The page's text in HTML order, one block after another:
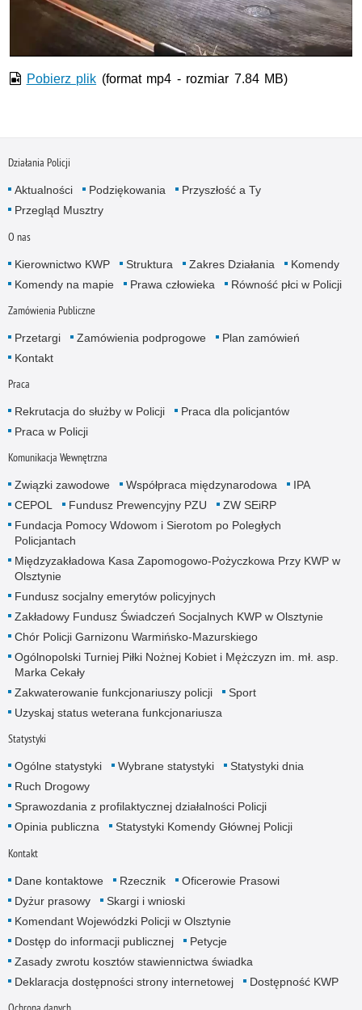
wideo
Pobierz plik (format mp4 - rozmiar 7.84 MB)
Działania Policji
Aktualności Podziękowania
Przyszłość a Ty
Przegląd Musztry
O nas
Kierownictwo KWP Struktura Zakres Działania
Komendy
Komendy na mapie
Prawa człowieka Równość płci w Policji
Zamówienia Publiczne
Przetargi Zamówienia podprogowe
Plan zamówień
Kontakt
Praca
Rekrutacja do służby w Policji
Praca dla policjantów
Praca w Policji
Komunikacja Wewnętrzna
Związki zawodowe Współpraca międzynarodowa
IPA
CEPOL
Fundusz Prewencyjny PZU
ZW SEiRP
Fundacja Pomocy Wdowom i Sierotom po Poległych
Policjantach
Międzyzakładowa Kasa Zapomogowo-Pożyczkowa Przy KWP w
Olsztynie
Fundusz socjalny emerytów policyjnych
Zakładowy Fundusz Świadczeń Socjalnych KWP w Olsztynie
Chór Policji Garnizonu Warmińsko-Mazurskiego
Ogólnopolski Turniej Piłki Nożnej Kobiet i Mężczyzn im. mł. asp.
Marka Cekały
Zakwaterowanie funkcjonariuszy policji
Sport
Uzyskaj status weterana funkcjonariusza
Statystyki
Ogólne statystyki Wybrane statystyki
Statystyki dnia
Ruch Drogowy
Sprawozdania z profilaktycznej działalności Policji
Opinia publiczna
Statystyki Komendy Głównej Policji
Kontakt
Dane kontaktowe Rzecznik
Oficerowie Prasowi
Dyżur prasowy
Skargi i wnioski
Komendant Wojewódzki Policji w Olsztynie
Dostęp do informacji publicznej
Petycje
Zasady zwrotu kosztów stawiennictwa świadka
Deklaracja dostępności strony internetowej
Dostępność KWP